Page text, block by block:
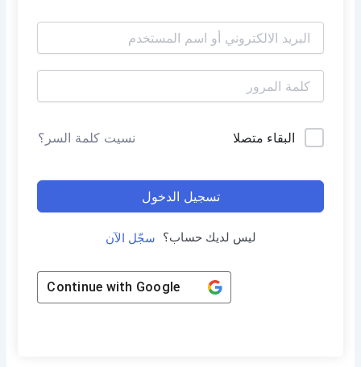
البقاء متصلا نسيت كلمة السر؟
تسجيل الدخول
ليس لديك حساب؟ سجّل الآن
Continue with Google